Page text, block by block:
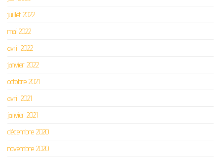
juillet 2022
mai 2022
avril 2022
janvier 2022
octobre 2021
avril 2021
janvier 2021
décembre 2020
novembre 2020